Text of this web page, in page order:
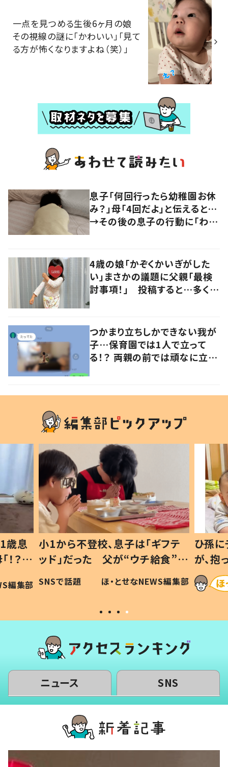
一点を見つめる生後6ヶ月の娘
その視線の謎に「かわいい」「見て
る方が怖くなりますよね（笑）」
息子「何回行ったら幼稚園お休
み？」母「4回だよ」と伝えると…
→その後の息子の行動に「わか
4歳の娘「かぞくかいぎがした
い」まさかの議題に父親「最検
討事項！」 投稿すると…多くの
つかまり立ちしかできない我が
子…保育園では1人で立って
る！？ 両親の前では頑なに立た
歳息
？」
編集部
小1から不登校、息子は「ギフテ
ッド」だった 父が“ウチ給食”を
作り続ける理由とは #令和の親
#令和の子
SNSで話題 ほ・とせなNEWS編集部
ひ孫
が、
「涙が
い」
ニュース SNS